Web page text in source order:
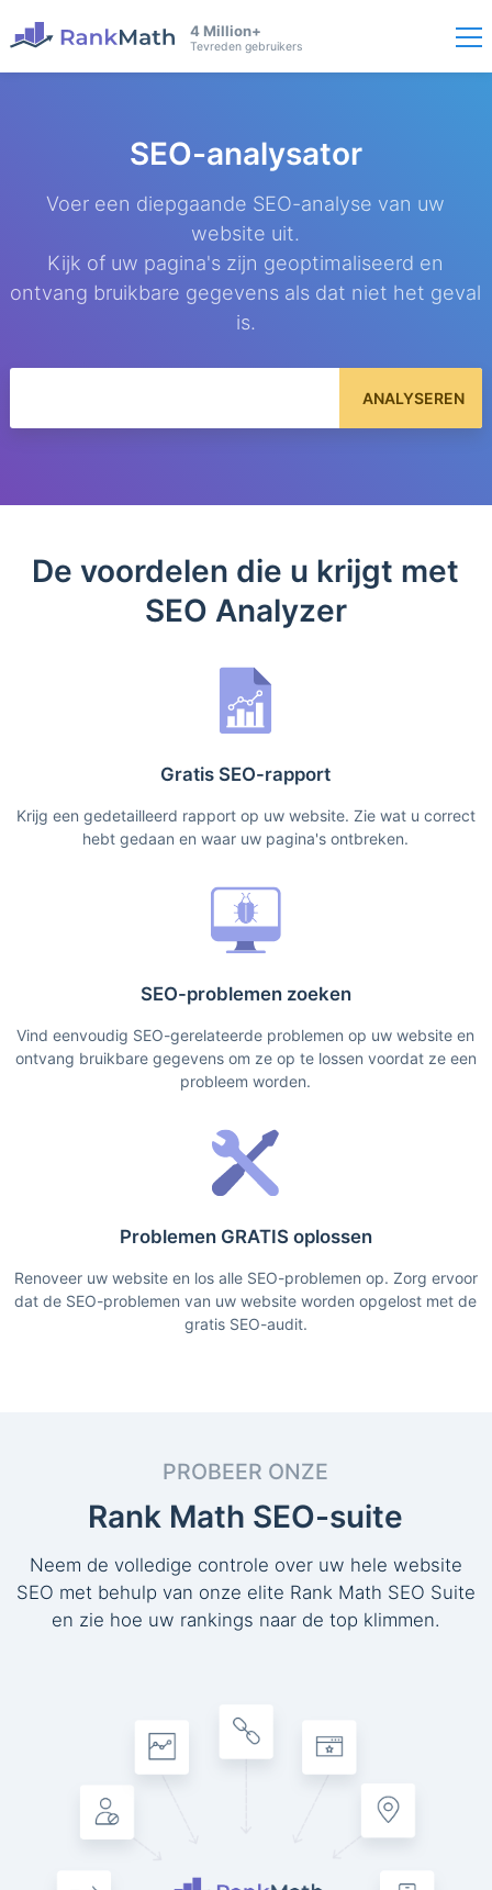
4 Million+
Tevreden gebruikers
SEO-analysator
Voer een diepgaande SEO-analyse van uw
website uit.
Kijk of uw pagina's zijn geoptimaliseerd en
ontvang bruikbare gegevens als dat niet het geval
is.
ANALYSEREN
De voordelen die u krijgt met
SEO Analyzer
Gratis SEO-rapport
Krijg een gedetailleerd rapport op uw website. Zie wat u correct
hebt gedaan en waar uw pagina's ontbreken.
SEO-problemen zoeken
Vind eenvoudig SEO-gerelateerde problemen op uw website en
ontvang bruikbare gegevens om ze op te lossen voordat ze een
probleem worden.
Problemen GRATIS oplossen
Renoveer uw website en los alle SEO-problemen op. Zorg ervoor
dat de SEO-problemen van uw website worden opgelost met de
gratis SEO-audit.
PROBEER ONZE
Rank Math SEO-suite
Neem de volledige controle over uw hele website
SEO met behulp van onze elite Rank Math SEO Suite
en zie hoe uw rankings naar de top klimmen.